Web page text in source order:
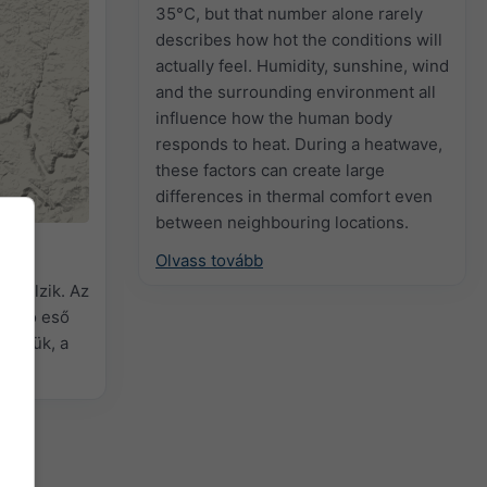
35°C, but that number alone rarely
describes how hot the conditions will
actually feel. Humidity, sunshine, wind
and the surrounding environment all
influence how the human body
responds to heat. During a heatwave,
these factors can create large
differences in thermal comfort even
between neighbouring locations.
Olvass tovább
jelzik. Az
eső
a